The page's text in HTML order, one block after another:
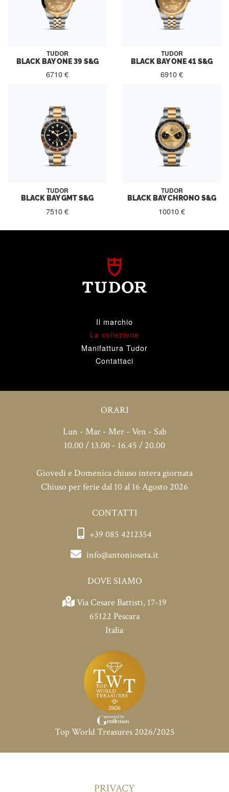
TUDOR
BLACK BAY ONE 39 S&G
6710 €
TUDOR
BLACK BAY ONE 41 S&G
6910 €
TUDOR
BLACK BAY GMT S&G
7510 €
TUDOR
BLACK BAY CHRONO S&G
10010 €
Il marchio
La collezione
Manifattura Tudor
Contattaci
ORARI
Lun - Mar - Mer - Ven - Sab
10.00 / 13.00 - 16.45 / 20.00
Giovedì e Domenica chiuso intera giornata
Chiuso per ferie dal 10 al 16 Agosto 2026
CONTATTI
+39 085 4212354
info@antonioseta.it
DOVE SIAMO
Via Cesare Battisti, 17-19
65122 Pescara
Italia
Top World Treasures 2026/2025
PRIVACY